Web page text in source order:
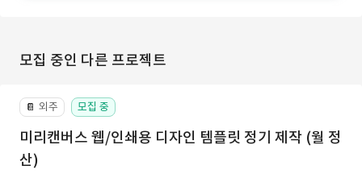
모집 중인 다른 프로젝트
📔 외주 모집 중
미리캔버스 웹/인쇄용 디자인 템플릿 정기 제작 (월 정
산)